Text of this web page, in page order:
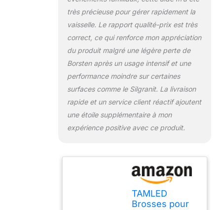
très précieuse pour gérer rapidement la
vaisselle. Le rapport qualité-prix est très
correct, ce qui renforce mon appréciation
du produit malgré une légère perte de
Borsten après un usage intensif et une
performance moindre sur certaines
surfaces comme le Silgranit. La livraison
rapide et un service client réactif ajoutent
une étoile supplémentaire à mon
expérience positive avec ce produit.
TAMLED
Brosses pour